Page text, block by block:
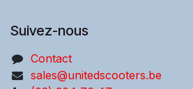
Suivez-nous
Contact
sales@unitedscooters.be